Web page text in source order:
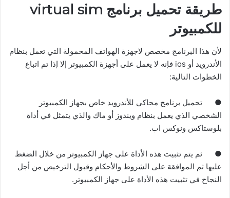
طريقة تحميل برنامج virtual sim
للكمبيوتر
لأن هذا البرنامج مخصص لاجهزة الهواتف المحمولة التي تعمل بنظام
الأندرويد أو ios فإنه لا يعمل على أجهزة الكمبيوتر إلا إذا تم اتباع
الخطوات التالية:
● تحميل برنامج محاكي للأندرويد خاص بجهاز الكمبيوتر
الشخصي الذي يعمل بنظام ويندوز أو ماك والذي يتمثل في أداة
بلوستاكس ونوكس اب.
● ثم يتم تثبيت هذه الأداة على جهاز الكمبيوتر من خلال الضغط
عليها ثم الموافقة على الشروط والأحكام وقبول الترخيص من أجل
النجاح في تثبيت هذه الأداة على جهاز الكمبيوتر .